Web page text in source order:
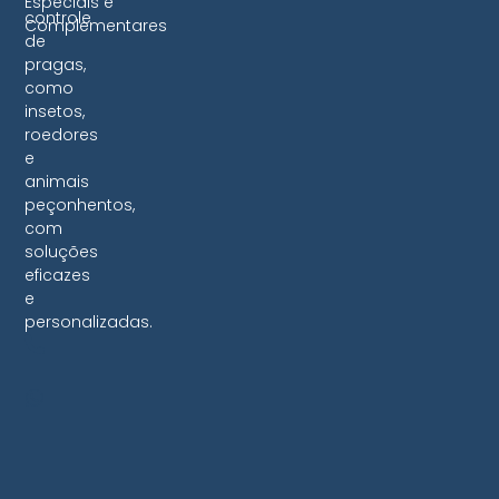
controle
de
pragas,
como
insetos,
roedores
e
animais
peçonhentos,
com
soluções
eficazes
e
personalizadas.
Complementares